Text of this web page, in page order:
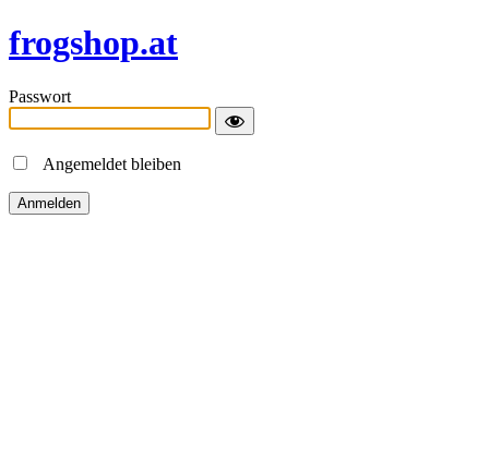
frogshop.at
Passwort
Angemeldet bleiben